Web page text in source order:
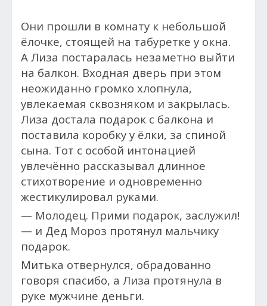
Они прошли в комнату к небольшой
ёлочке, стоящей на табуретке у окна.
А Лиза постаралась незаметно выйти
на балкон. Входная дверь при этом
неожиданно громко хлопнула,
увлекаемая сквозняком и закрылась.
Лиза достала подарок с балкона и
поставила коробку у ёлки, за спиной
сына. Тот с особой интонацией
увлечённо рассказывал длинное
стихотворение и одновременно
жестикулировал руками.
— Молодец. Прими подарок, заслужил!
— и Дед Мороз протянул мальчику
подарок.
Митька отвернулся, обрадованно
говоря спасибо, а Лиза протянула в
руке мужчине деньги.